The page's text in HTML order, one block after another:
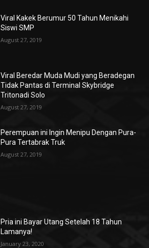
Viral Kakek Berumur 50 Tahun Menikahi
Siswi SMP
August 27, 2019
Viral Beredar Muda Mudi yang Beradegan
Tidak Pantas di Terminal Skybridge
Tritonadi Solo
August 27, 2019
Perempuan ini Ingin Menipu Dengan Pura-
Pura Tertabrak Truk
August 27, 2019
Pria ini Bayar Utang Setelah 18 Tahun
Lamanya!
January 23, 2020